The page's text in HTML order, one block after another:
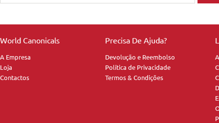
World Canonicals
A Empresa
Loja
Contactos
Precisa De Ajuda?
Devolução e Reembolso
Política de Privacidade
Termos & Condições